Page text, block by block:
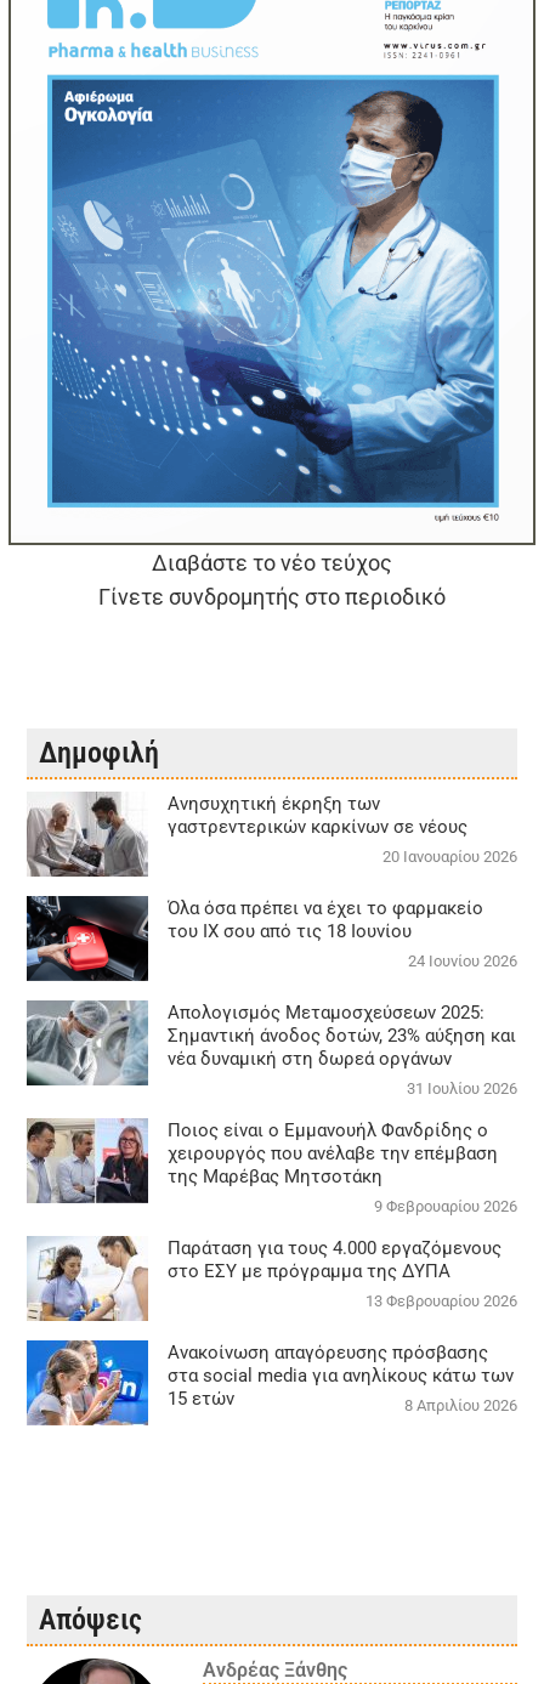
Διαβάστε το νέο τεύχος
Γίνετε συνδρομητής στο περιοδικό
Δημοφιλή
Aνησυχητική έκρηξη των
γαστρεντερικών καρκίνων σε νέους
20 Ιανουαρίου 2026
Όλα όσα πρέπει να έχει το φαρμακείο
του ΙΧ σου από τις 18 Ιουνίου
24 Ιουνίου 2026
Απολογισμός Μεταμοσχεύσεων 2025:
Σημαντική άνοδος δοτών, 23% αύξηση και
νέα δυναμική στη δωρεά οργάνων
31 Ιουλίου 2026
Ποιος είναι ο Εμμανουήλ Φανδρίδης ο
χειρουργός που ανέλαβε την επέμβαση
της Μαρέβας Μητσοτάκη
9 Φεβρουαρίου 2026
Παράταση για τους 4.000 εργαζόμενους
στο ΕΣΥ με πρόγραμμα της ΔΥΠΑ
13 Φεβρουαρίου 2026
Ανακοίνωση απαγόρευσης πρόσβασης
στα social media για ανηλίκους κάτω των
15 ετών
8 Απριλίου 2026
Απόψεις
Ανδρέας Ξάνθης